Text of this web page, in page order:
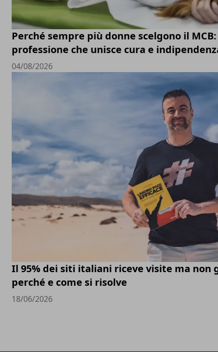
Perché sempre più donne scelgono il
professione che unisce cura e
04/08/2026
Il 95% dei siti italiani riceve visite ma non
perché e come si risolve
18/06/2026